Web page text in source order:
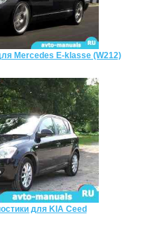
Mercedes E-klasse (W212)
для KIA Ceed